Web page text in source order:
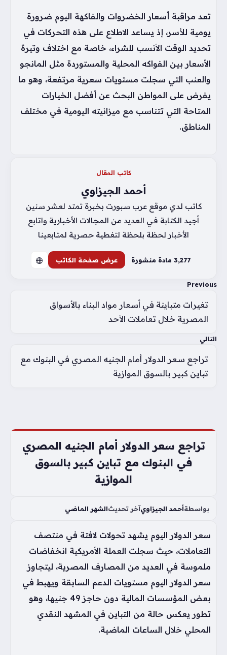
تعد مراقبة أسعار الخضروات والفاكهة اليوم ضرورة
يومية للأسر، إذ يساعد الاطلاع على هذه التحركات في
تحديد الوقت الأنسب للشراء، خاصة مع اختلاف وتيرة
الأسعار بين الفواكه المحلية والمستوردة مثل المانجو
والعنب التي سجلت مستويات سعرية مرتفعة، وهو ما
يفرض على المواطن البحث عن أفضل الخيارات
المتاحة التي تتناسب مع ميزانيته اليومية في مختلف
المناطق.
كاتب المقال
أحمد الجيزاوي
كاتب لدي موقع عرب سبورت بخبرة تمتد لعشر سنين
أجيد الكتابة في العديد من المجالات الأخبارية واتابع
الأخبار لحظة بلحظة لتغطية حصرية لمتابعينا
3٬277 مادة منشورة عرض صفحة الكاتب
Previous
تغيرات متباينة في أسعار مواد البناء بالأسواق
المصرية خلال تعاملات الأحد
التالي
تراجع سعر الدولار أمام الجنيه المصري في البنوك مع
تباين كبير بالسوق الموازية
تراجع سعر الدولار أمام الجنيه المصري
في البنوك مع تباين كبير بالسوق
الموازية
بواسطةأحمد الجيزاويآخر تحديثالشهر الماضي
سعر الدولار اليوم يشهد تحولات لافتة في منتصف
التعاملات، حيث سجلت العملة الأمريكية انخفاضات
ملموسة في العديد من المصارف المصرية، ليتجاوز
سعر الدولار اليوم مستويات الدعم السابقة ويهبط في
بعض المؤسسات المالية دون حاجز 49 جنيها، وهو
تطور يعكس حالة من التباين في المشهد النقدي
المحلي خلال الساعات الماضية.